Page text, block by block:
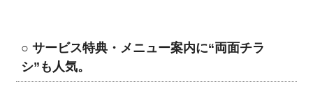
○ サービス特典・メニュー案内に“両面チラ
シ”も人気。